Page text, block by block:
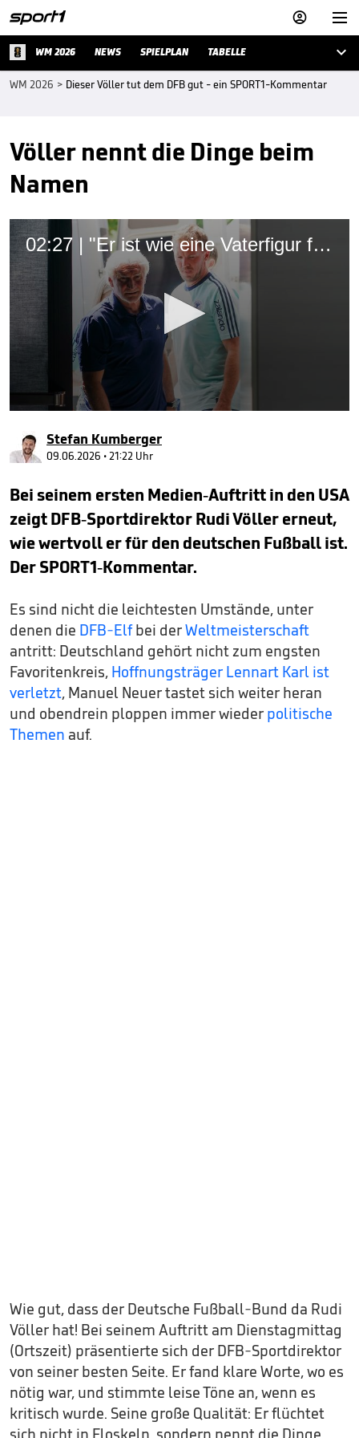


WM 2026 NEWS SPIELPLAN TABELLE 
WM 2026 > Dieser Völler tut dem DFB gut - ein SPORT1-Kommentar
Völler nennt die Dinge beim
Namen
02:27 | "Er ist wie eine Vaterfigur für Nagelsmann"
2
minutes,
seconds
Stefan Kumberger
09.06.2026 • 21:22 Uhr
Bei seinem ersten Medien-Auftritt in den USA
zeigt DFB-Sportdirektor Rudi Völler erneut,
wie wertvoll er für den deutschen Fußball ist.
Der SPORT1-Kommentar.
Es sind nicht die leichtesten Umstände, unter
denen die DFB-Elfbei derWeltmeisterschaft
antritt: Deutschland gehört nicht zum engsten
Favoritenkreis, Hoffnungsträger Lennart Karl ist
verletzt, Manuel Neuer tastet sich weiter heran
und obendrein ploppen immer wieder politische
Themen auf.
Wie gut, dass der Deutsche Fußball-Bund da Rudi
Völler hat! Bei seinem Auftritt am Dienstagmittag
(Ortszeit) präsentierte sich der DFB-Sportdirektor
von seiner besten Seite. Er fand klare Worte, wo es
nötig war, und stimmte leise Töne an, wenn es
kritisch wurde. Seine große Qualität: Er flüchtet